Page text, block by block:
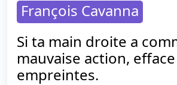
François Cavanna
Si ta main droite a
mauvaise action,
empreintes.